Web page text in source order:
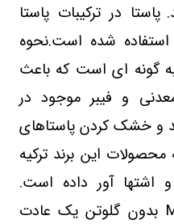
. پاستا در ترکیبات پاستا
شده است.نحوه
گونه ای است که باعث
و فیبر موجود در
و خشک کردن پاستاهای
این برند ترکیه
آور داده است.
بدون گلوتن یک عادت